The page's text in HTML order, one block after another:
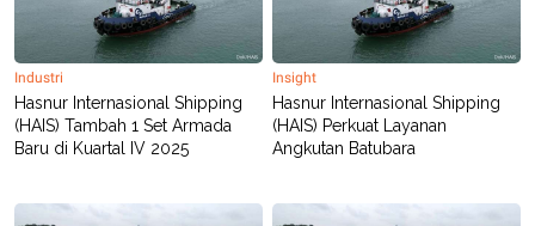
G
M
E
D
A
Industri
Hasnur Internasional Shipping
(HAIS) Tambah 1 Set Armada
Baru di Kuartal IV 2025
Insight
Hasnur Internasional Shipping
(HAIS) Perkuat Layanan
Angkutan Batubara